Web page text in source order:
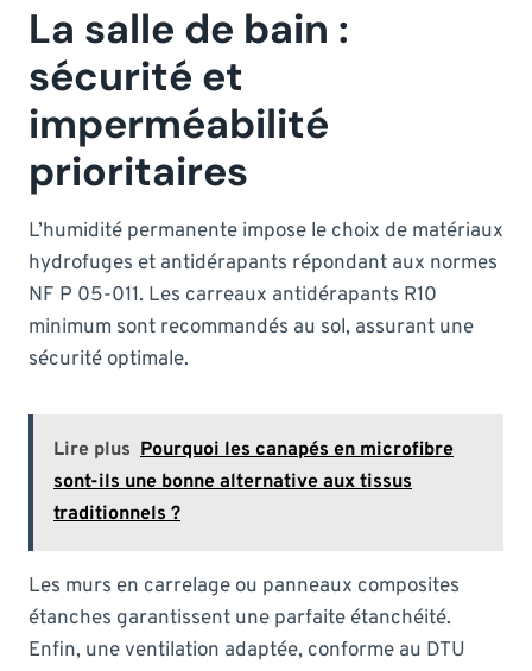
La salle de bain :
sécurité et
imperméabilité
prioritaires
L’humidité permanente impose le choix de matériaux
hydrofuges et antidérapants répondant aux normes
NF P 05-011. Les carreaux antidérapants R10
minimum sont recommandés au sol, assurant une
sécurité optimale.
Lire plus Pourquoi les canapés en microfibre
sont-ils une bonne alternative aux tissus
traditionnels ?
Les murs en carrelage ou panneaux composites
étanches garantissent une parfaite étanchéité.
Enfin, une ventilation adaptée, conforme au DTU